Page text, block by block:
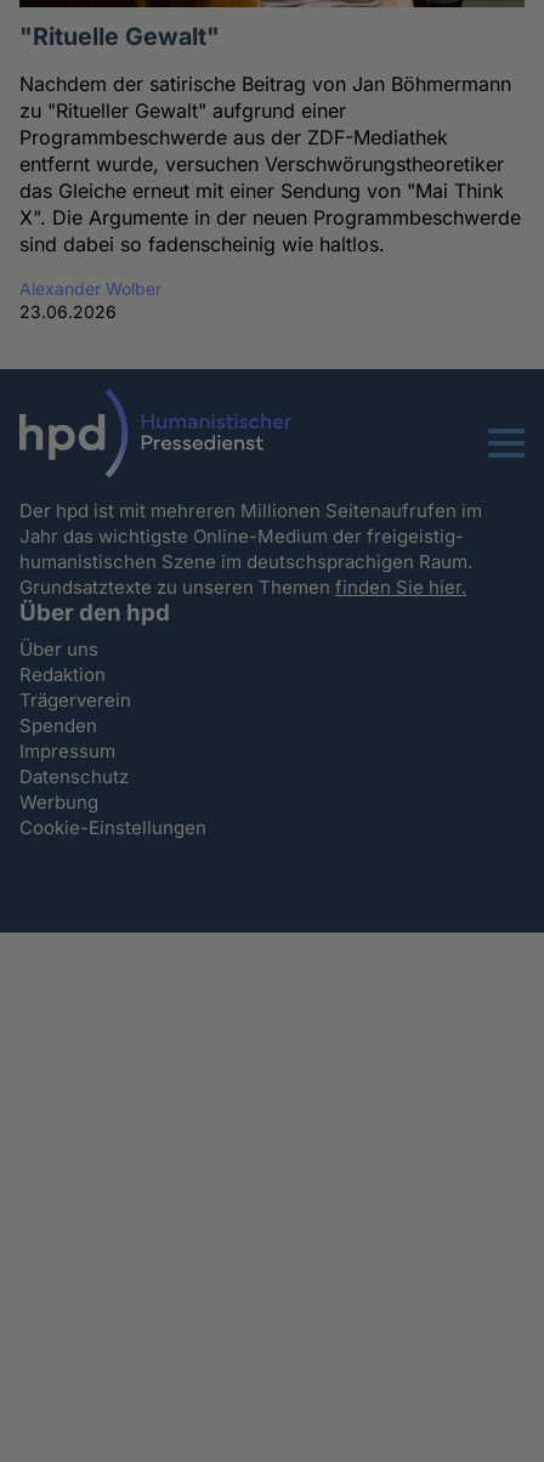
"Rituelle Gewalt"
Nachdem der satirische Beitrag von Jan Böhmermann
zu "Ritueller Gewalt" aufgrund einer
Programmbeschwerde aus der ZDF-Mediathek
entfernt wurde, versuchen Verschwörungstheoretiker
das Gleiche erneut mit einer Sendung von "Mai Think
X". Die Argumente in der neuen Programmbeschwerde
sind dabei so fadenscheinig wie haltlos.
Alexander Wolber
23.06.2026
Menu
Der hpd ist mit mehreren Millionen Seitenaufrufen im
Jahr das wichtigste Online-Medium der freigeistig-
humanistischen Szene im deutschsprachigen Raum.
Grundsatztexte zu unseren Themenfinden Sie hier.
Über den hpd
Über uns
Redaktion
Trägerverein
Spenden
Impressum
Datenschutz
Werbung
Cookie-Einstellungen